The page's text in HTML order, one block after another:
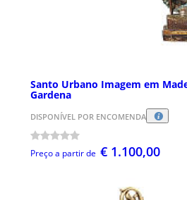
Santo Urbano Imagem em
Gardena
DISPONÍVEL POR ENCOMENDA
Preço a partir de € 1.100,00